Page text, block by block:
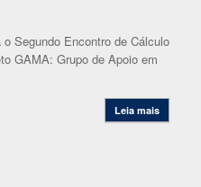
Segundo Encontro de Cálculo
GAMA: Grupo de Apoio em
Leia mais